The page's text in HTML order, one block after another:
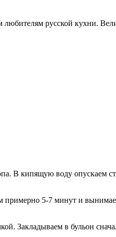
русской кухни.
В кипящую воду опускаем
5-7 минут и
Закладываем в бульон